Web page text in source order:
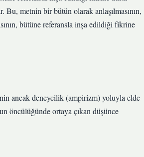
metnin bir bütün olarak anlaşılmasının,
bütüne referansla inşa edildiği fikrine
ancak deneycilik (ampirizm) yoluyla elde
öncülüğünde ortaya çıkan düşünce